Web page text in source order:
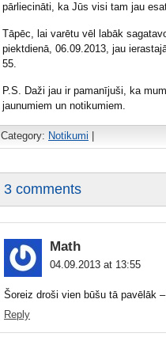
pārliecināti, ka Jūs visi tam jau
Tāpēc, lai varētu vēl labāk
piektdienā, 06.09.2013, jau
55.
P.S. Daži jau ir pamanījuši, ka
jaunumiem un notikumiem.
Category: Notikumi
3 comments
Math
04.09.2013 at 13:55
Šoreiz droši vien būšu tā pavēlāk
Reply